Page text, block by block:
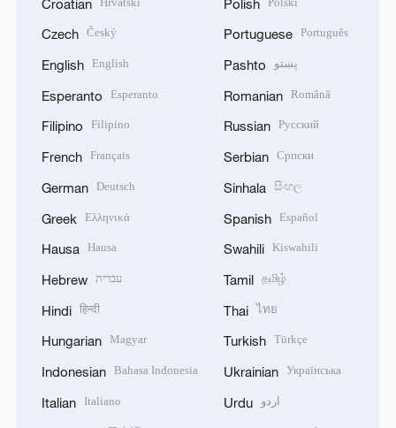
Czech Český
English English
Esperanto Esperanto
Filipino Filipino
French Français
German Deutsch
Greek Ελληνικά
Hausa Hausa
Hebrew עברית
Hindi हिन्दी
Hungarian Magyar
Indonesian Bahasa Indonesia
Italian Italiano
Portuguese Português
Pashto پښتو
Romanian Română
Russian Русский
Serbian Српски
Sinhala සිංහල
Spanish Español
Swahili Kiswahili
Tamil தமிழ்
Thai ไทย
Turkish Türkçe
Ukrainian Українська
Urdu اردو